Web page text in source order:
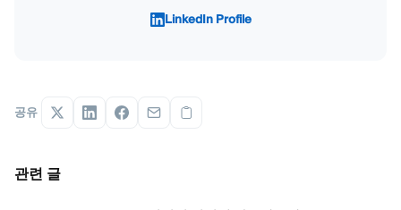
LinkedIn Profile
공유
관련 글